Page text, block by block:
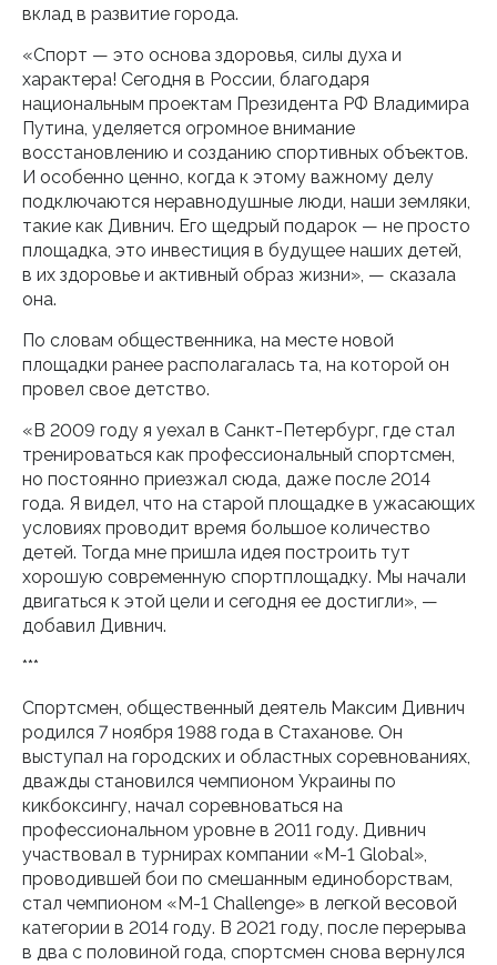
вклад в развитие города.
«Спорт — это основа здоровья, силы духа и
характера! Сегодня в России, благодаря
национальным проектам Президента РФ Владимира
Путина, уделяется огромное внимание
восстановлению и созданию спортивных объектов.
И особенно ценно, когда к этому важному делу
подключаются неравнодушные люди, наши земляки,
такие как Дивнич. Его щедрый подарок — не просто
площадка, это инвестиция в будущее наших детей,
в их здоровье и активный образ жизни», — сказала
она.
По словам общественника, на месте новой
площадки ранее располагалась та, на которой он
провел свое детство.
«В 2009 году я уехал в Санкт-Петербург, где стал
тренироваться как профессиональный спортсмен,
но постоянно приезжал сюда, даже после 2014
года. Я видел, что на старой площадке в ужасающих
условиях проводит время большое количество
детей. Тогда мне пришла идея построить тут
хорошую современную спортплощадку. Мы начали
двигаться к этой цели и сегодня ее достигли», —
добавил Дивнич.
***
Спортсмен, общественный деятель Максим Дивнич
родился 7 ноября 1988 года в Стаханове. Он
выступал на городских и областных соревнованиях,
дважды становился чемпионом Украины по
кикбоксингу, начал соревноваться на
профессиональном уровне в 2011 году. Дивнич
участвовал в турнирах компании «M-1 Global»,
проводившей бои по смешанным единоборствам,
стал чемпионом «M-1 Challenge» в легкой весовой
категории в 2014 году. В 2021 году, после перерыва
в два с половиной года, спортсмен снова вернулся